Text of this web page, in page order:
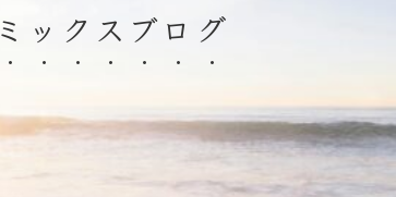
ミックスブログ